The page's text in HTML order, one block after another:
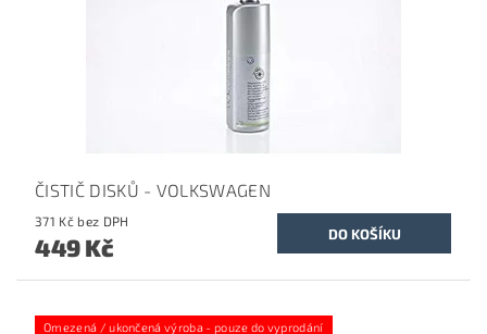
ČISTIČ DISKŮ - VOLKSWAGEN
371 Kč bez DPH
449 Kč
Omezená / ukončená výroba - pouze do vyprodání